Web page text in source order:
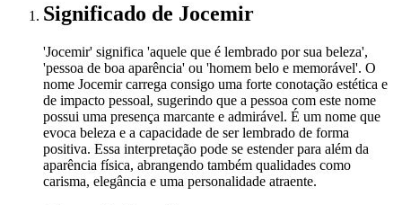
Significado de Jocemir
'Jocemir' significa 'aquele que é lembrado por sua beleza',
'pessoa de boa aparência' ou 'homem belo e memorável'. O
nome Jocemir carrega consigo uma forte conotação estética e
de impacto pessoal, sugerindo que a pessoa com este nome
possui uma presença marcante e admirável. É um nome que
evoca beleza e a capacidade de ser lembrado de forma
positiva. Essa interpretação pode se estender para além da
aparência física, abrangendo também qualidades como
carisma, elegância e uma personalidade atraente.